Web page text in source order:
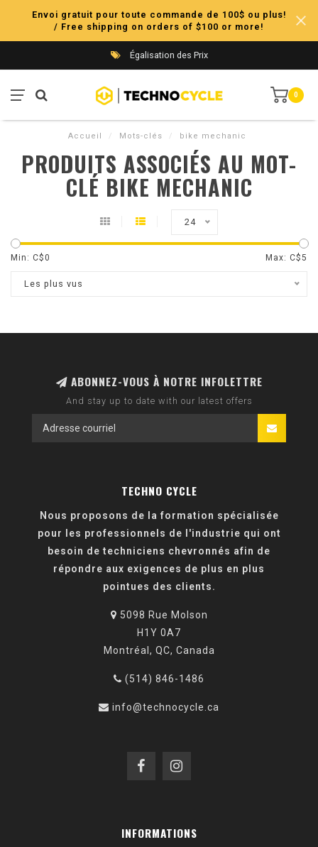
Envoi gratuit pour toute commande de 100$ ou plus!
/ Free shipping on orders of $100 or more!
Égalisation des Prix
0
Accueil / Mots-clés / bike mechanic
PRODUITS ASSOCIÉS AU MOT-
CLÉ BIKE MECHANIC
24
Min: C$0 Max: C$5
Les plus vus
ABONNEZ-VOUS À NOTRE INFOLETTRE
And stay up to date with our latest offers
TECHNO CYCLE
Nous proposons de la formation spécialisée
pour les professionnels de l'industrie qui ont
besoin de techniciens chevronnés afin de
répondre aux exigences de plus en plus
pointues des clients.
5098 Rue Molson
H1Y 0A7
Montréal, QC, Canada
(514) 846-1486
info@technocycle.ca
INFORMATIONS